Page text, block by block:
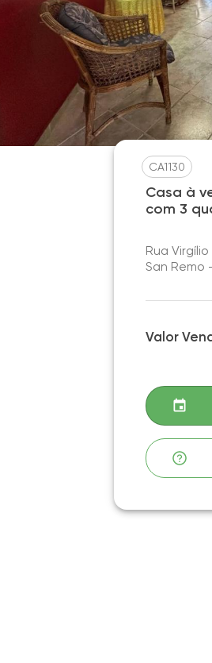
CA1130
Casa à
com 3
Rua
San Remo
Valor